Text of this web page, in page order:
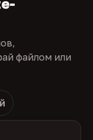
файлом или